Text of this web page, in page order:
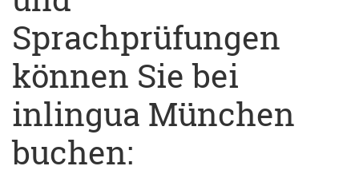
Sprachprüfungen
können Sie bei
inlingua München
buchen: